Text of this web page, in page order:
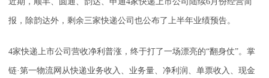
报，除韵达外，剩余三家快递公司也公布了上半年业绩预告。
4家快递上市公司营收净利普涨，终于打了一场漂亮的“翻身仗”。掌
链·第一物流网从快递业务收入、业务量、净利润、单票收入、现金